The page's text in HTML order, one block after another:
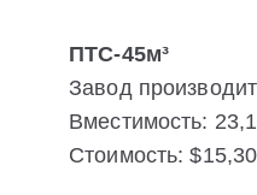
ПТС-45м³
Завод
Вместимость:
Стоимость: